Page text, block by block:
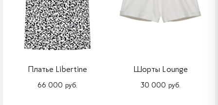
Платье Libertine
66 000 руб.
Шорты Lounge
30 000 руб.